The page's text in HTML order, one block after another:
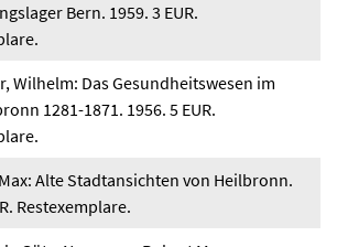
Bern. 1959. 3 EUR.
Wilhelm: Das Gesundheitswesen im
1281-1871. 1956. 5 EUR.
Alte Stadtansichten von Heilbronn.
Restexemplare.